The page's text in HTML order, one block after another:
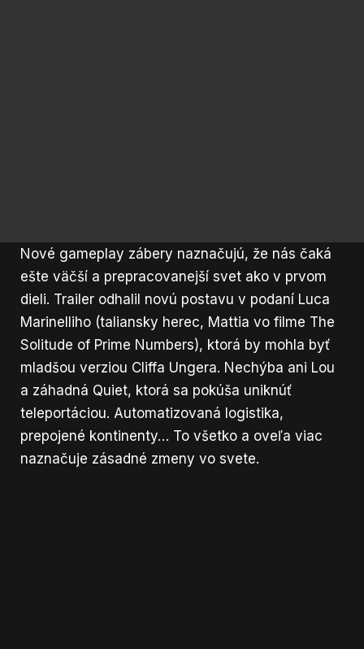
Nové gameplay zábery naznačujú, že nás čaká
ešte väčší a prepracovanejší svet ako v prvom
dieli. Trailer odhalil novú postavu v podaní Luca
Marinelliho (taliansky herec, Mattia vo filme The
Solitude of Prime Numbers), ktorá by mohla byť
mladšou verziou Cliffa Ungera. Nechýba ani Lou
a záhadná Quiet, ktorá sa pokúša uniknúť
teleportáciou. Automatizovaná logistika,
prepojené kontinenty… To všetko a oveľa viac
naznačuje zásadné zmeny vo svete.